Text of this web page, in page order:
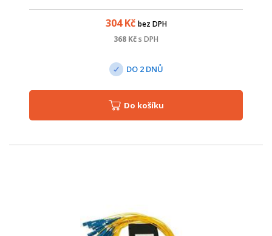
304Kč bez DPH
368 Kčs DPH
DO 2 DNŮ
Do košíku